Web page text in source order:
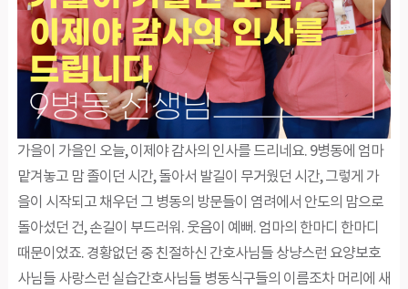
가을이 가을인 오늘, 이제야 감사의 인사를 드리네요. 9병동에 엄마
맡겨놓고 맘 졸이던 시간, 돌아서 발길이 무거웠던 시간, 그렇게 가
을이 시작되고 채우던 그 병동의 방문들이 염려에서 안도의 맘으로
돌아섰던 건, 손길이 부드러워. 웃음이 예뻐. 엄마의 한마디 한마디
때문이었죠. 경황없던 중 친절하신 간호사님들 상냥스런 요양보호
사님들 사랑스런 실습간호사님들 병동식구들의 이름조차 머리에 새